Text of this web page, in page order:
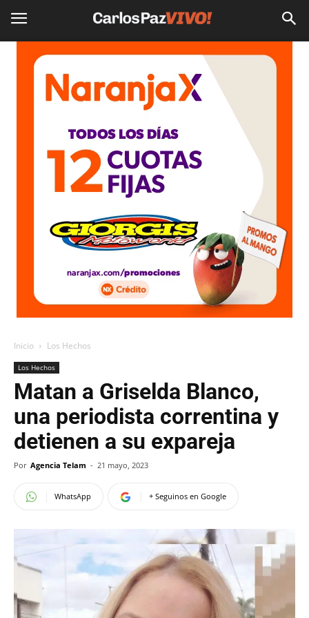
Inicio Los Hechos
Los Hechos
Matan a Griselda Blanco,
una periodista correntina y
detienen a su expareja
Por Agencia Telam - 21 mayo, 2023
WhatsApp + Seguinos en Google